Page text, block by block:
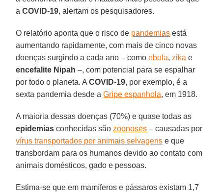
aCOVID-19, alertam os pesquisadores.
O relatório aponta que o risco de pandemias está
aumentando rapidamente, com mais de cinco novas
doenças surgindo a cada ano – comoebola,zika e
encefalite Nipah –, com potencial para se espalhar
por todo o planeta. ACOVID-19, por exemplo, é a
sexta pandemia desde a Gripe espanhola, em 1918.
A maioria dessas doenças (70%) e quase todas as
epidemias conhecidas sãozoonoses – causadas por
vírus transportados por animais selvagens e que
transbordam para os humanos devido ao contato com
animais domésticos, gado e pessoas.
Estima-se que em mamíferos e pássaros existam 1,7